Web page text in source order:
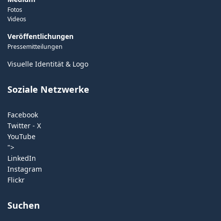
Fotos
Videos
Veröffentlichungen
Pressemitteilungen
Visuelle Identität & Logo
Soziale Netzwerke
Facebook
Twitter - X
YouTube
">
LinkedIn
Instagram
Flickr
Suchen